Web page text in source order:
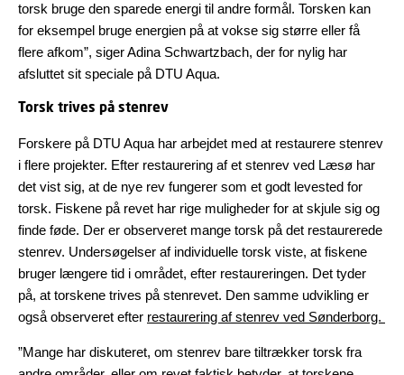
torsk bruge den sparede energi til andre formål. Torsken kan
for eksempel bruge energien på at vokse sig større eller få
flere afkom”, siger Adina Schwartzbach, der for nylig har
afsluttet sit speciale på DTU Aqua.
Torsk trives på stenrev
Forskere på DTU Aqua har arbejdet med at restaurere stenrev
i flere projekter. Efter restaurering af et stenrev ved Læsø har
det vist sig, at de nye rev fungerer som et godt levested for
torsk. Fiskene på revet har rige muligheder for at skjule sig og
finde føde. Der er observeret mange torsk på det restaurerede
stenrev. Undersøgelser af individuelle torsk viste, at fiskene
bruger længere tid i området, efter restaureringen. Det tyder
på, at torskene trives på stenrevet. Den samme udvikling er
også observeret efter restaurering af stenrev ved Sønderborg.
”Mange har diskuteret, om stenrev bare tiltrækker torsk fra